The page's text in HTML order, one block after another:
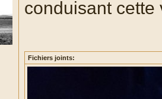
conduisant cette
Fichiers joints: